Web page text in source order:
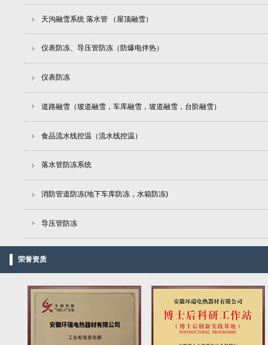
天沟融雪系统 落水管 （屋顶融雪）
仪表防冻、导压管防冻（防爆电伴热）
仪表防冻
道路融雪（坡道融雪，车库融雪，坡道融雪，台阶融雪）
食品流水线控温（流水线控温）
落水管防冻系统
消防管道防冻(地下车库防冻，水箱防冻)
导压管防冻
荣誉资质